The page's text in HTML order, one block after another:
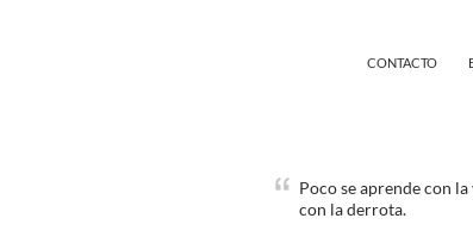
CONTACTO
Poco se aprende con
con la derrota.